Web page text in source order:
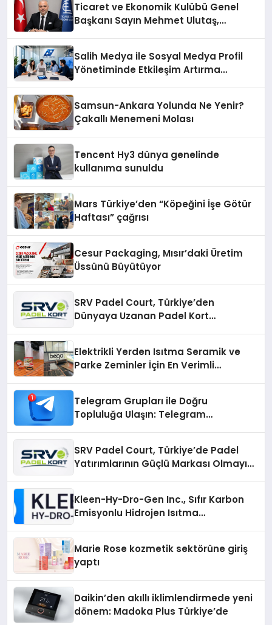
Ticaret ve Ekonomik Kulübü Genel
Başkanı Sayın Mehmet Ulutaş,
Salih Medya ile Sosyal Medya Profil
Yönetiminde Etkileşim Artırma
Samsun-Ankara Yolunda Ne Yenir?
Çakallı Menemeni Molası
Tencent Hy3 dünya genelinde
kullanıma sunuldu
Mars Türkiye’den “Köpeğini İşe Götür
Haftası” çağrısı
Cesur Packaging, Mısır’daki Üretim
Üssünü Büyütüyor
SRV Padel Court, Türkiye’den
Dünyaya Uzanan Padel Kort
Elektrikli Yerden Isıtma Seramik ve
Parke Zeminler İçin En Verimli
Telegram Grupları ile Doğru
Topluluğa Ulaşın: Telegram
SRV Padel Court, Türkiye’de Padel
Yatırımlarının Güçlü Markası Olmayı
Kleen-Hy-Dro-Gen Inc., Sıfır Karbon
Emisyonlu Hidrojen Isıtma
Marie Rose kozmetik sektörüne giriş
yaptı
Daikin’den akıllı iklimlendirmede yeni
dönem: Madoka Plus Türkiye’de